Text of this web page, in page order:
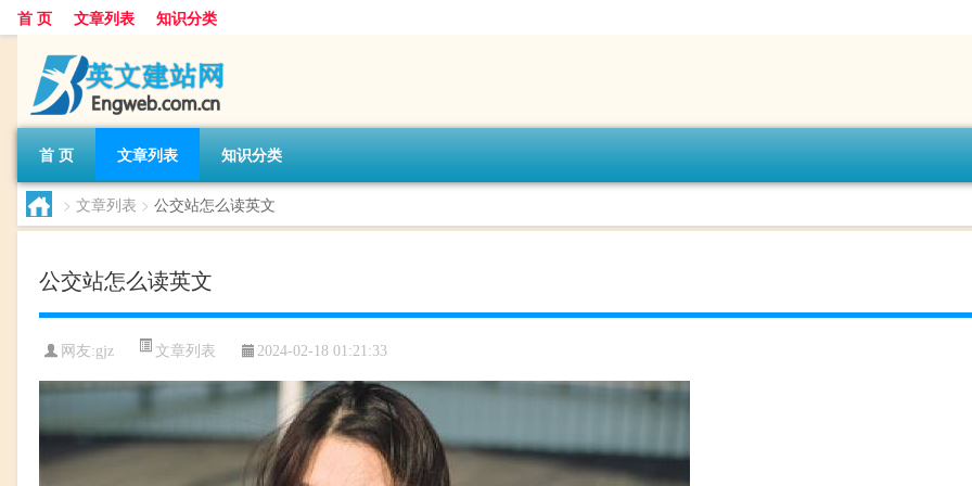
首 页 文章列表 知识分类
首 页 文章列表 知识分类
> 文章列表 > 公交站怎么读英文
公交站怎么读英文
网友:gjz 文章列表 2024-02-18 01:21:33